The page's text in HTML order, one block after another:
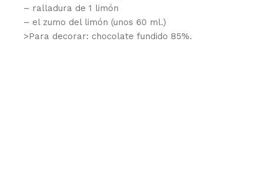
– ralladura de 1 limón
– el zumo del limón (unos 60 ml.)
>Para decorar: chocolate fundido 85%.